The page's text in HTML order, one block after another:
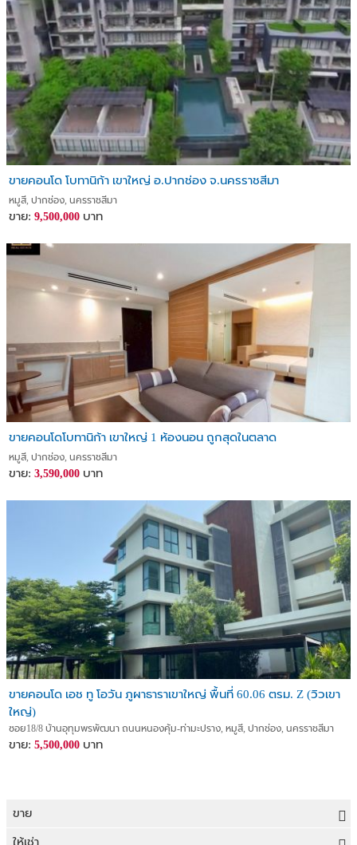
ขายคอนโด โบทานิก้า เขาใหญ่ อ.ปากช่อง จ.นครราชสีมา
หมูสี, ปากช่อง, นครราชสีมา
ขาย: 9,500,000 บาท
ขายคอนโดโบทานิก้า เขาใหญ่ 1 ห้องนอน ถูกสุดในตลาด
หมูสี, ปากช่อง, นครราชสีมา
ขาย: 3,590,000 บาท
ขายคอนโด เอช ทู โอวัน ภูผาธาราเขาใหญ่ พื้นที่ 60.06 ตรม. Z (วิวเขา
ใหญ่)
ซอย18/8 บ้านอุทุมพรพัฒนา ถนนหนองคุ้ม-ท่ามะปราง, หมูสี, ปากช่อง, นครราชสีมา
ขาย: 5,500,000 บาท
ขาย
ขายที่ดิน
ให้เช่า